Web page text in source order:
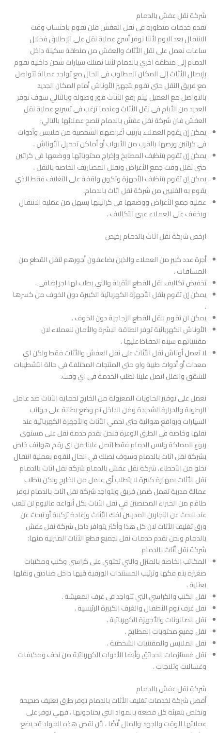
شركة نقل عفش بالدمام
تقدم خدمات متطورة فى نقل العفش فلن تقوم باحتساب وقت
الانتقال بعد اليوم لأننا نوفر أسرع عملية نقل على الإطلاق فخلال
ساعات نعمل على نقل الأثاث والعفش من منطقة سكينة داخل
الدمام إلى منطقة اخري بالدمام لأننا نمتلك سيارات شحن داخلية تقوم
بإيصال الأثاث إلى المكان المطلوب فى الحال مع تواجد عمالة تتواصل
مع فريق النقل حتى تقوم بتجهيز الأوناش أمام المكان الجديد
بالتواصل مع العميل ليتم رفع الأثاث فور وصولة وبالتالي سوف توفر
العديد من الأيام فى نقل الأثاث وعندما ترغب فى تسريع عملية نقل
العفش فان شركة نقل عفش بالدمام تنصح عملائها بالتالي:
يمكن إن يقوم العملاء بترتيب أغراضهم الشخصية من ملابس وأدوات
فى كراتين ورصها بالقرب من الأبواب أو أماكن تحميل الأوناش .
يمكن إن تقوم بتنظيف المطابخ وإخراج محتوياتها ووضعها فى كراتين
حتى تقلل وقت جمع الأغراض وتقلل المصاريف الخاصة بالنقل .
يمكن إن تقوم بتنظيف الأجهزة وتكون واقفة على التغليف فقط الذي
يقوم به الفنيين من شركة نقل اثاث بالدمام.
عملية جمع الأغراض ووضعها فى كراتينها يسهل من عملية الانتقال
ويخفف على العملاء عبئ التكاليف .
ارخص شركة نقل اثاث بالدمام رخيص
أجرة عدد كبير من العملاء والذين يضاعفون أجورهم لنقل القطع من
المسافات .
تخفيض تكاليف نقل القطع الثقيلة والتي يطلب لها اجر إضافي .
يمكن إن تقوم بنقل الأجهزة الكهربائية الكبيرة دون الخوف من كسرها
.
يمكن ان تقوم بنقل القطع الزجاجية دون الخوف .
الأوناش الكهربائية توفر الطاقة البشرة والأمان للعملاء لان
مقتنياتهم سيتم الحفاظ عليها .
لا تعمل أوناش نقل الأثاث على نقل العفش والأثاث فقط ولكن اي
معدات أو أدوات طبية واو حتى المنتجات المختلفة فى حالة التشطيبات
للشقق والفلل اتصل علينا لطلب الخدمة فى اي وقت.
نعمل على توفير الحاويات المعزولة من الخارج لحماية الأثاث ضد عامل
الرطوبة والحرارة الشديدة ومن الداخل تم وضع بطانة على جوانب
السيارات وروافع هوائية حتى تحمي الأثاث والأجهزة الكهربائية عند
نقلها وخاصة في الطرق الوعرة فنحن نقدم خدمة نقل على مستوى
ربوع المملكة وليس الدمام فقط اتصل علينا من اي رقم هواتف خاص
بشركة نقل اثاث بالدمام وسوف نصلك في الحال لنقوم بعملية انتقال
تخلو من الأخطاء. شركة نقل عفش بالدمام شركة نقل اثاث بالدمام
نقل الأثاث بمهارة كبيرة لا يتطلب أي عامل من الخارج ولكن يتطلب
عمالة مدربة تعمل ضمن فريق وبتواجد شركة نقل اثاث بالدمام نوفر
طاقم من الخبراء المختصين في نقل الأثاث بكل أنواعه فاليوم لن تتعب
عند البحث عن النجارين المدربين لفك الأثاث وإعادة تركيبة أو تبحث عن
ورق تغليف الأثاث لان كل هذا وأكثر يتوافر داخل شركة نقل عفش
بالدمام ونحن نقدم خدمات نقل لجميع قطع الأثاث المنزلية منها:
شركة نقل أثاث بالدمام
المكاتب الخاصة بالمنزل والتي تحتوي على كراسي وكنب ومكتبات
صغيرة يتم فكها وترتيب المستندات الورقية فيها داخل صناديق ونقلها
بعناية .
نقل الكنب والكراسي التي تتواجد فى غرف المعيشة .
نقل غرف نوم الأطفال والغرف الكبيرة الرئيسية .
نقل الصالونات والأجهزة الكهربائية .
نقل جميع محتويات المطابخ .
نقل الملابس والمقتنيات الشخصية .
نقل مستلزمات الحدائق وأيضا الأدوات الكهربائية من نجف ومكيفات
وغسالات وثلاجات .
شركة نقل عفش بالدمام
أفضل شركة لخدمات تغليف الأثاث بالدمام توفر طرق تغليف صحيحة
وتختص بتعبئة كل قطعة بالمواد التي يحتاجونها ، فهي توفر على
عملائها الوقت والجهد والمال أيضًا ، لأن نقص هذه المواد قد يضع